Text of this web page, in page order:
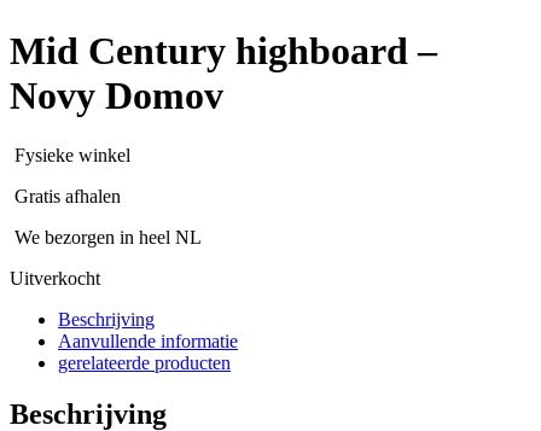
Mid Century highboard –
Novy Domov
Fysieke winkel
Gratis afhalen
We bezorgen in heel NL
Uitverkocht
Beschrijving
Aanvullende informatie
gerelateerde producten
Beschrijving